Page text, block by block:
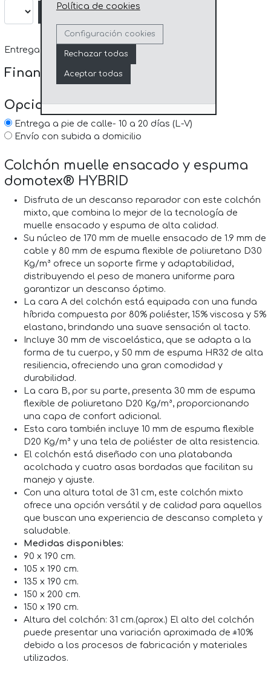
Añadir al carro
Entrega 10-30 días hábiles.
Financia tus compras:
Opciones de entrega:
Entrega a pie de calle- 10 a 20 días (L-V)
Envío con subida a domicilio
Colchón muelle ensacado y espuma
domotex® HYBRID
Disfruta de un descanso reparador con este colchón
mixto, que combina lo mejor de la tecnología de
muelle ensacado y espuma de alta calidad.
Su núcleo de 170 mm de muelle ensacado de 1.9 mm de
cable y 80 mm de espuma flexible de poliuretano D30
Kg/m³ ofrece un soporte firme y adaptabilidad,
distribuyendo el peso de manera uniforme para
garantizar un descanso óptimo.
La cara A del colchón está equipada con una funda
híbrida compuesta por 80% poliéster, 15% viscosa y 5%
elastano, brindando una suave sensación al tacto.
Incluye 30 mm de viscoelástica, que se adapta a la
forma de tu cuerpo, y 50 mm de espuma HR32 de alta
resiliencia, ofreciendo una gran comodidad y
durabilidad.
La cara B, por su parte, presenta 30 mm de espuma
flexible de poliuretano D20 Kg/m³, proporcionando
una capa de confort adicional.
Esta cara también incluye 10 mm de espuma flexible
D20 Kg/m³ y una tela de poliéster de alta resistencia.
El colchón está diseñado con una platabanda
acolchada y cuatro asas bordadas que facilitan su
manejo y ajuste.
Con una altura total de 31 cm, este colchón mixto
ofrece una opción versátil y de calidad para aquellos
que buscan una experiencia de descanso completa y
saludable.
Medidas disponibles:
90 x 190 cm.
105 x 190 cm.
135 x 190 cm.
150 x 200 cm.
150 x 190 cm.
Altura del colchón: 31 cm.(aprox.) El alto del colchón
puede presentar una variación aproximada de ±10%
debido a los procesos de fabricación y materiales
utilizados.
Política de cookies
Configuración cookies
Rechazar todas
Aceptar todas